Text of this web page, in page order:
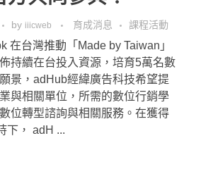
by iiicweb 育成消息 課程活動
在台灣推動「Made by Taiwan」
持續在台投入資源，培育5萬名數
景，adHub經緯廣告科技希望提
與相關單位，所需的數位行銷學
位轉型諮詢與相關服務。在獲得
下， adH ...